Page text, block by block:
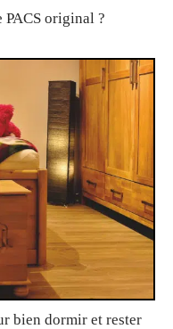
original ?
bien dormir et rester